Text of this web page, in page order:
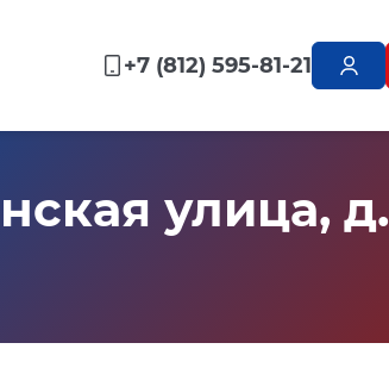
+7 (812) 595-81-21
улица, д.